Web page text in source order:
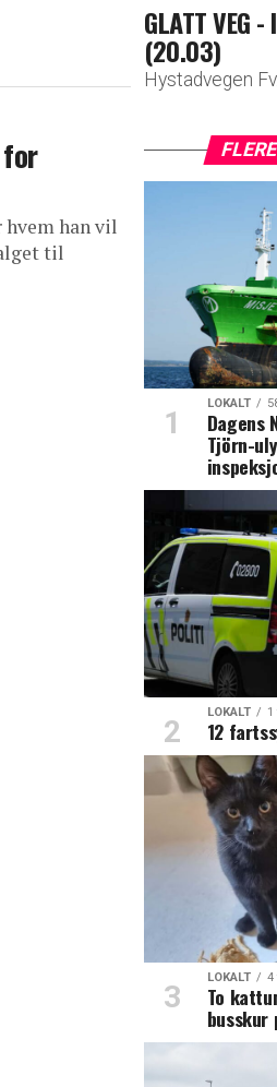
hvem han vil
til
GLATT VEG
(20.03)
Hystadvegen
LOKALT
Dagens
Tjörn-
LOKALT
12
LOKALT 4
To
busskur